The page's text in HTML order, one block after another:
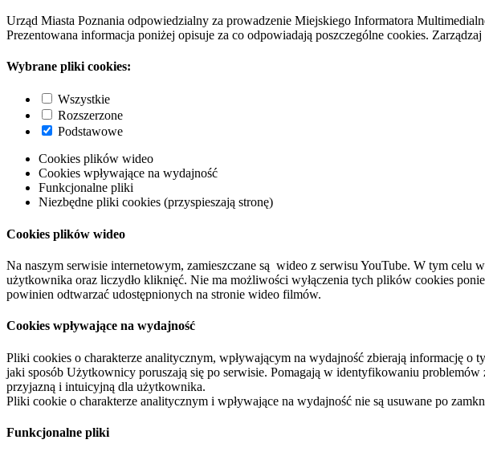
Urząd Miasta Poznania odpowiedzialny za prowadzenie Miejskiego Informatora
Prezentowana informacja poniżej opisuje za co odpowiadają poszczególne cookies.
Wybrane pliki cookies:
Wszystkie
Rozszerzone
Podstawowe
Cookies plików wideo
Cookies wpływające na wydajność
Funkcjonalne pliki
Niezbędne pliki cookies (przyspieszają stronę)
Cookies plików wideo
Na naszym serwisie internetowym, zamieszczane są wideo z serwisu YouTube. W tym
użytkownika oraz liczydło kliknięć. Nie ma możliwości wyłączenia tych plików cookies
powinien odtwarzać udostępnionych na stronie wideo filmów.
Cookies wpływające na wydajność
Pliki cookies o charakterze analitycznym, wpływającym na wydajność zbierają informację
jaki sposób Użytkownicy poruszają się po serwisie. Pomagają w identyfikowaniu
przyjazną i intuicyjną dla użytkownika.
Pliki cookie o charakterze analitycznym i wpływające na wydajność nie są usuwane po
Funkcjonalne pliki